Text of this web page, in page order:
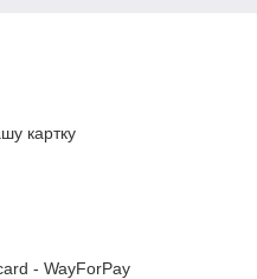
картку
- WayForPay